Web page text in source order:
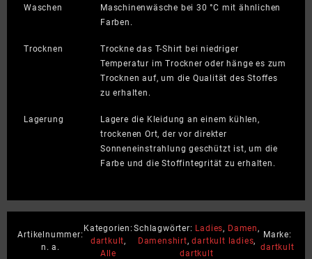
Waschen
Maschinenwäsche bei 30 °C mit ähnlichen
Farben.
Trocknen
Trockne das T-Shirt bei niedriger
Temperatur im Trockner oder hänge es zum
Trocknen auf, um die Qualität des Stoffes
zu erhalten.
Lagerung
Lagere die Kleidung an einem kühlen,
trockenen Ort, der vor direkter
Sonneneinstrahlung geschützt ist, um die
Farbe und die Stoffintegrität zu erhalten.
Artikelnummer:
n. a.
Kategorien:
dartkult,
Alle
Schlagwörter: Ladies, Damen ,
Damenshirt,dartkult ladies,
dartkult
Marke:
dartkult